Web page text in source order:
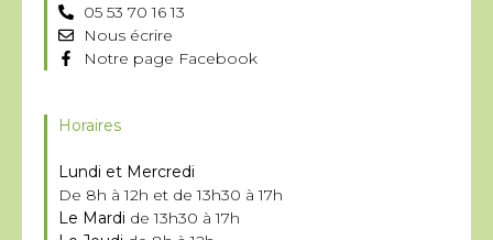
05 53 70 16 13
Nous écrire
Notre page Facebook
Horaires
Lundi et Mercredi
De 8h à 12h et de 13h30 à 17h
Le Mardi de 13h30 à 17h